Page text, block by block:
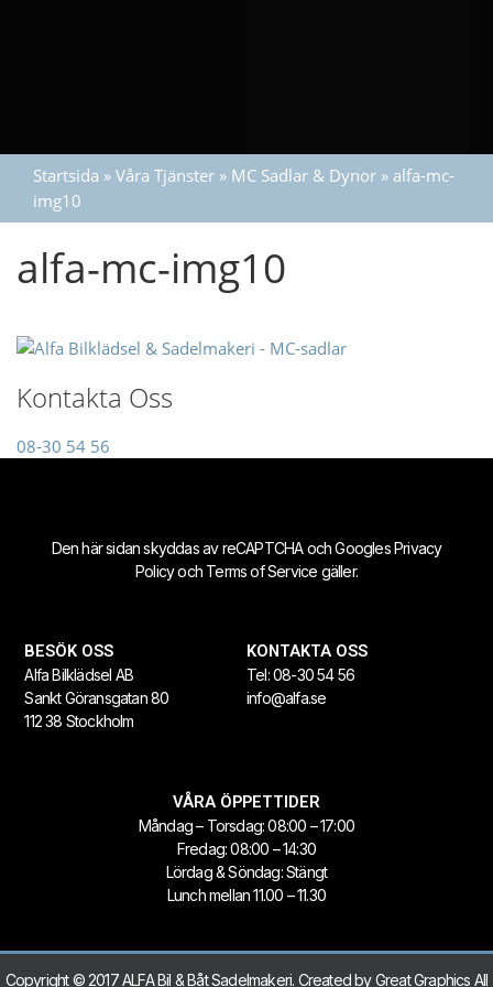
Startsida » Våra Tjänster » MC Sadlar & Dynor » alfa-mc-
img10
alfa-mc-img10
Kontakta Oss
08-30 54 56
Den här sidan skyddas av reCAPTCHA och GooglesPrivacy
Policyoch Terms of Service gäller.
BESÖK OSS
Alfa Bilklädsel AB
Sankt Göransgatan 80
112 38 Stockholm
KONTAKTA OSS
Tel:08-30 54 56
info@alfa.se
VÅRA ÖPPETTIDER
Måndag – Torsdag: 08:00 – 17:00
Fredag: 08:00 – 14:30
Lördag & Söndag: Stängt
Lunch mellan 11.00 – 11.30
Copyright © 2017 ALFA Bil & Båt Sadelmakeri. Created byGreat Graphics All